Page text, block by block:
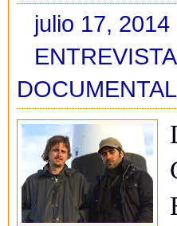
julio 17, 2014
DOCUMENTAL